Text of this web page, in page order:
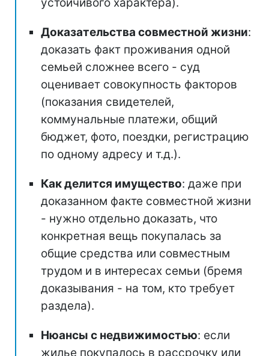
Доказательства совместной жизни:
доказать факт проживания одной
семьей сложнее всего - суд
оценивает совокупность факторов
(показания свидетелей,
коммунальные платежи, общий
бюджет, фото, поездки, регистрацию
по одному адресу и т.д.).
Как делится имущество: даже при
доказанном факте совместной жизни
- нужно отдельно доказать, что
конкретная вещь покупалась за
общие средства или совместным
трудом и в интересах семьи (бремя
доказывания - на том, кто требует
раздела).
Нюансы с недвижимостью: если
жилье покупалось в рассрочку или